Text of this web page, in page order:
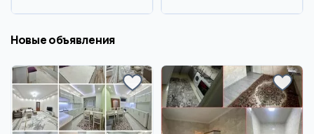
Новые объявления